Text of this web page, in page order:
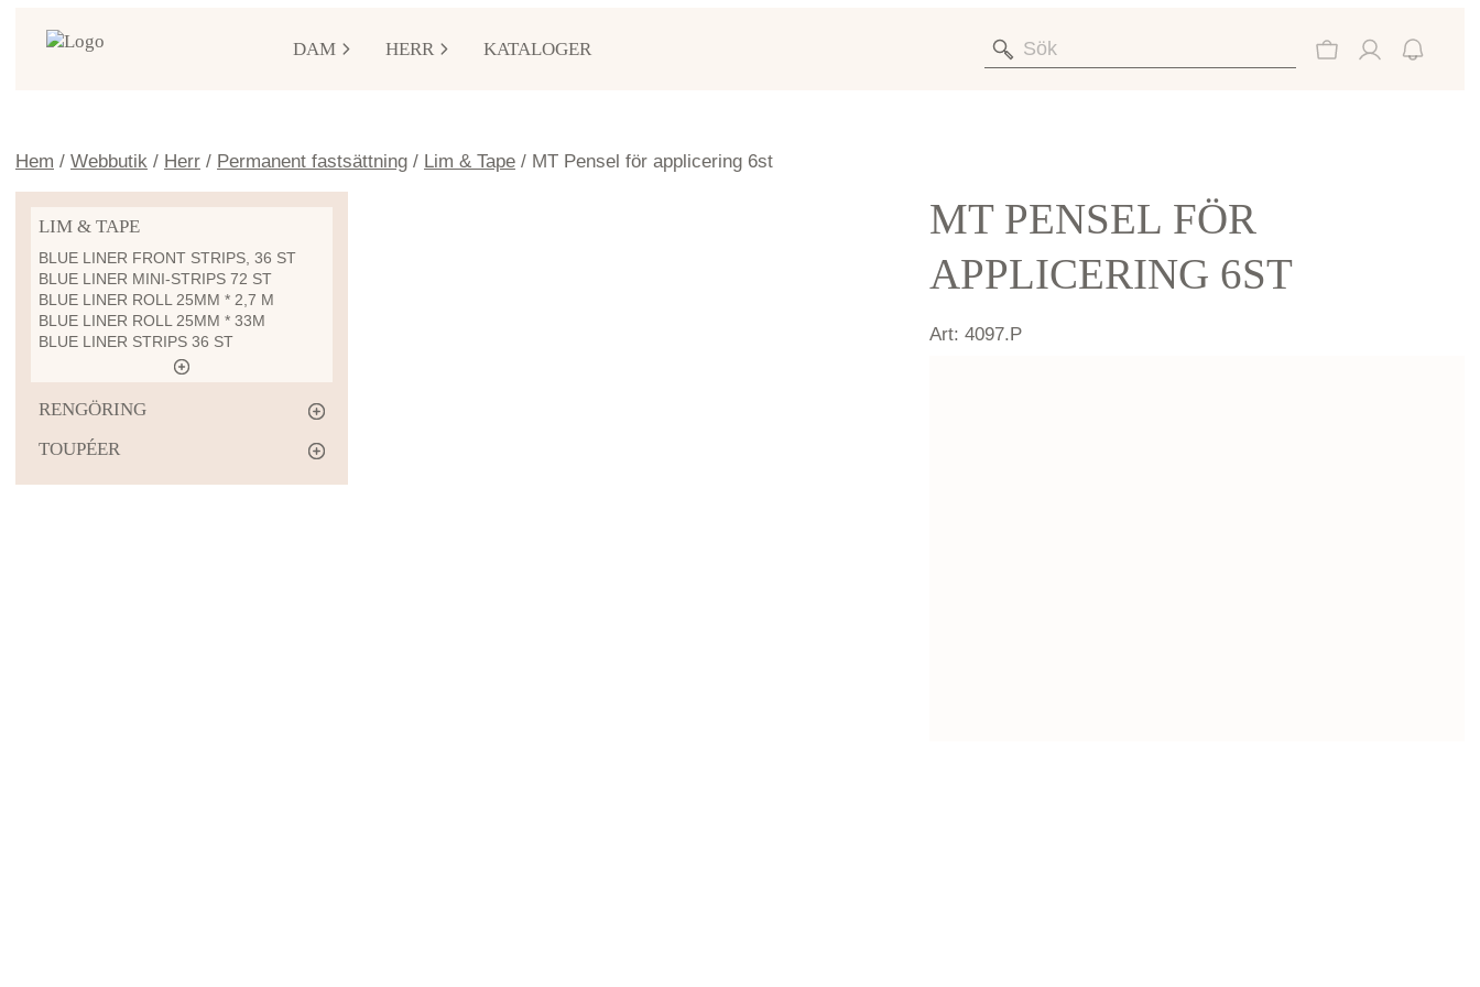
DAM HERR KATALOGER
Hem / Webbutik / Herr / Permanent fastsättning / Lim & Tape / MT Pensel för applicering 6st
LIM & TAPE
BLUE LINER FRONT STRIPS, 36 ST
BLUE LINER MINI-STRIPS 72 ST
BLUE LINER ROLL 25MM * 2,7 M
BLUE LINER ROLL 25MM * 33M
BLUE LINER STRIPS 36 ST
RENGÖRING
TOUPÉER
MT PENSEL FÖR
APPLICERING 6ST
Art: 4097.P